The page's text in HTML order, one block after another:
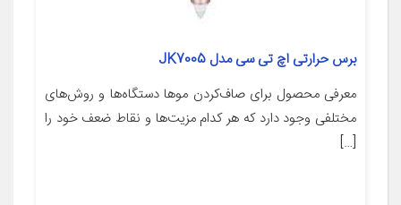
برس حرارتی اچ تی سی مدل JK7005
معرفی محصول برای صاف‌کردن موها دستگاه‌ها و روش‌های
مختلفی وجود دارد که هر کدام مزیت‌ها و نقاط ضعف خود را
[…]